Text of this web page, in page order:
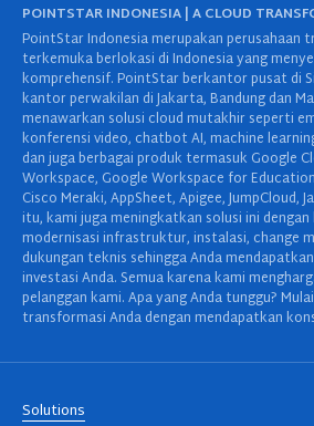
POINTSTAR INDONESIA | A CLOUD
PointStar Indonesia merupakan perusahaan
terkemuka berlokasi di Indonesia yang
komprehensif. PointStar berkantor pusat di
kantor perwakilan di Jakarta, Bandung dan
menawarkan solusi cloud mutakhir seperti
konferensi video, chatbot AI, machine
dan juga berbagai produk termasuk Google
Workspace, Google Workspace for
Cisco Meraki, AppSheet, Apigee, JumpCloud,
itu, kami juga meningkatkan solusi ini
modernisasi infrastruktur, instalasi, change
dukungan teknis sehingga Anda
investasi Anda. Semua karena kami
pelanggan kami. Apa yang Anda tunggu?
transformasi Anda dengan mendapatkan
Solutions